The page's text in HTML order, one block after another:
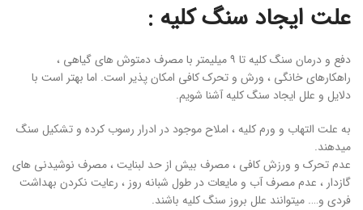
علت ایجاد سنگ کلیه :
دفع و درمان سنگ کلیه تا ۹ میلیمتر با مصرف دمتوش های گیاهی ،
راهکارهای خانگی ، ورش و تحرک کافی امکان پذیر است. اما بهتر است با
دلایل و علل ایجاد سنگ کلیه آشنا شویم.
به علت التهاب و ورم کلیه ، املاح موجود در ادرار رسوب کرده و تشکیل سنگ
میدهند.
عدم تحرک و ورزش کافی ، مصرف بیش از حد لبنایت ، مصرف نوشیدنی های
گازدار ، عدم مصرف آب و مایعات در طول شبانه روز ، رعایت نکردن بهداشت
فردی و…. میتوانند علل بروز سنگ کلیه باشند.